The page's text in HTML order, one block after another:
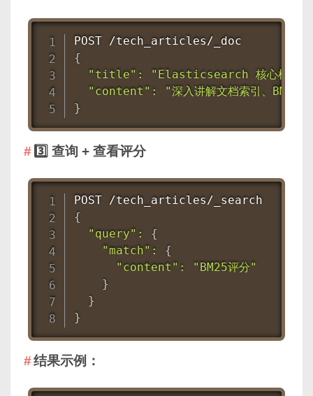
{
"title" : "Elasticsearch 核心机制"
"content" :
"深入讲解文档索引、BM25
}
3️⃣ 查询 + 查看评分
{
"query" :
{
"match" :
{
"content" :
"BM25评分"
}
}
}
结果示例：